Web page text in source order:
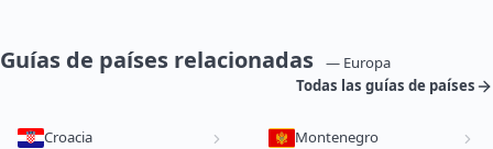
Guías de países relacionadas
— Europa
Todas las guías de países
Croacia Montenegro